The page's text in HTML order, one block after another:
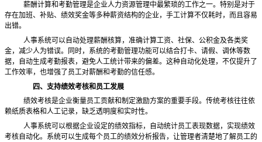
薪酬计算和考勤管理是企业人力资源管理中最繁琐的工作之一。特别是对于
存在加班、补贴、绩效奖金等多种薪资结构的企业，手工计算不仅耗时，而且容易
出错。
人事系统可以自动处理薪酬核算，准确计算工资、社保、公积金及各类奖
金，减少人为错误。同时，系统的考勤管理功能可以结合打卡、请假、调休等数
据，自动生成考勤报表，避免人工统计带来的偏差。这种自动化处理，不仅提升了
工作效率，也增强了员工对薪酬和考勤的信任感。
四、支持绩效考核和员工发展
绩效考核是企业衡量员工贡献和制定激励方案的重要手段。传统考核往往依
赖纸质表格和人工记录，缺乏透明度和实时性。
人事系统可以根据企业设定的绩效指标，自动统计员工表现数据，实现绩效
考核自动化。系统可以生成每个员工的绩效分析报告，让管理者清楚地了解员工的